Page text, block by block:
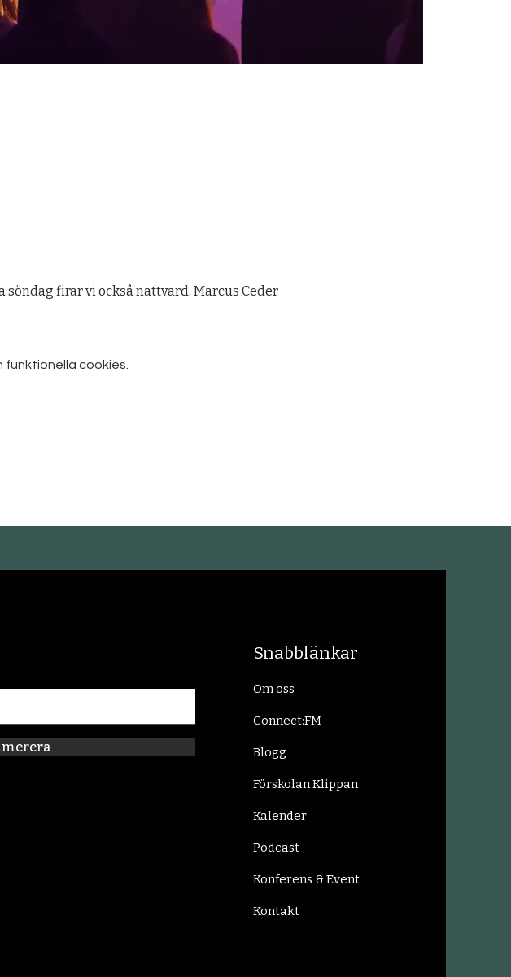
firar vi också nattvard. Marcus Ceder
funktionella cookies.
Snabblänkar
Om oss
Connect:FM
Blogg
Förskolan Klippan
Kalender
Podcast
Konferens & Event
Kontakt